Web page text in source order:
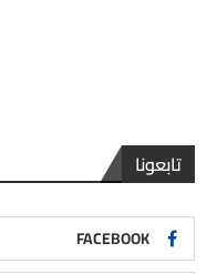
تابعونا
FACEBOOK